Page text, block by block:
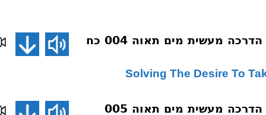
דע את מידותיך הדרכה מעשית מים תאוה 004 כח
דע את מידותיך הדרכה מעשית מים תאוה 005